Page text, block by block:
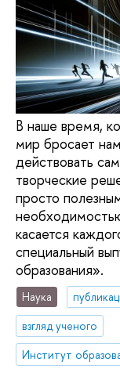
В наше время,
мир бросает
действовать
творческие
просто
касается
специальный
образования».
Наука
взгляд ученого
Институт